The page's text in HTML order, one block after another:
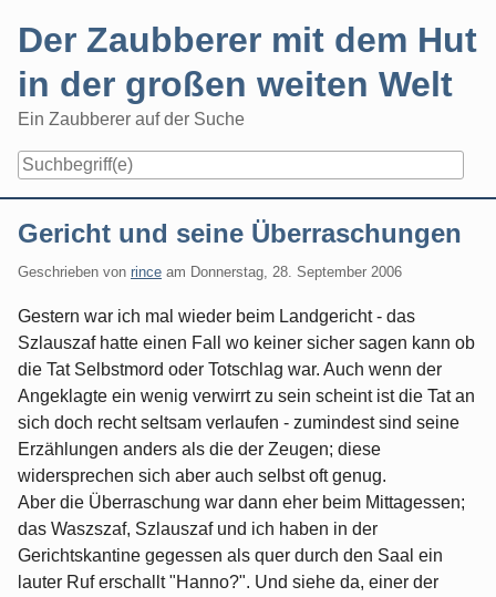
Der Zaubberer mit dem Hut
in der großen weiten Welt
Ein Zaubberer auf der Suche
Gericht und seine Überraschungen
Geschrieben von rince am Donnerstag, 28. September 2006
Gestern war ich mal wieder beim Landgericht - das
Szlauszaf hatte einen Fall wo keiner sicher sagen kann ob
die Tat Selbstmord oder Totschlag war. Auch wenn der
Angeklagte ein wenig verwirrt zu sein scheint ist die Tat an
sich doch recht seltsam verlaufen - zumindest sind seine
Erzählungen anders als die der Zeugen; diese
widersprechen sich aber auch selbst oft genug.
Aber die Überraschung war dann eher beim Mittagessen;
das Waszszaf, Szlauszaf und ich haben in der
Gerichtskantine gegessen als quer durch den Saal ein
lauter Ruf erschallt "Hanno?". Und siehe da, einer der